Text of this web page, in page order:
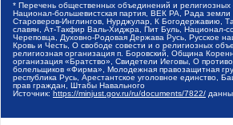
* Перечень общественных объединений и
Национал-большевистская партия, ВЕК РА, Рада
Староверов-Инглингов, Нурджулар, К Богодержавию,
славян, Ат-Такфир Валь-Хиджра, Пит Буль, Национал-
Череповца, Духовно-Родовая Держава Русь, Русское
Кровь и Честь, О свободе совести и о религиозных
религиозная организация п. Боровский, Община
организация «Братство», Свидетели Иеговы, О
болельщиков «Фирма», Молодежная правозащитная
республика Русь, Арестантское уголовное
прав граждан, Штабы Навального
Источник: https://minjust.gov.ru/ru/documents/7822/